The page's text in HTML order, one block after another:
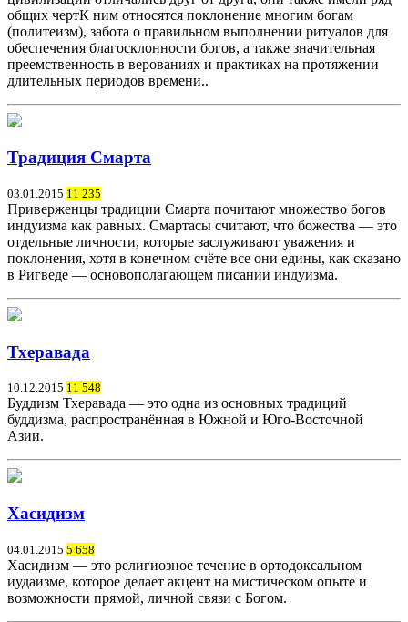
общих чертК ним относятся поклонение многим богам
(политеизм), забота о правильном выполнении ритуалов для
обеспечения благосклонности богов, а также значительная
преемственность в верованиях и практиках на протяжении
длительных периодов времени..
Традиция Смарта
03.01.2015 11 235
Приверженцы традиции Смарта почитают множество богов
индуизма как равных. Смартасы считают, что божества — это
отдельные личности, которые заслуживают уважения и
поклонения, хотя в конечном счёте все они едины, как сказано
в Ригведе — основополагающем писании индуизма.
Тхеравада
10.12.2015 11 548
Буддизм Тхеравада — это одна из основных традиций
буддизма, распространённая в Южной и Юго-Восточной
Азии.
Хасидизм
04.01.2015 5 658
Хасидизм — это религиозное течение в ортодоксальном
иудаизме, которое делает акцент на мистическом опыте и
возможности прямой, личной связи с Богом.